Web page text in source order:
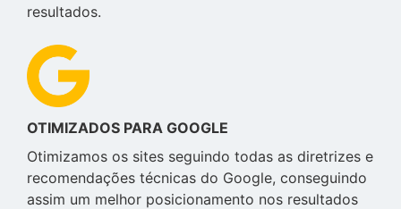
resultados.
OTIMIZADOS PARA GOOGLE
Otimizamos os sites seguindo todas as diretrizes e
recomendações técnicas do Google, conseguindo
assim um melhor posicionamento nos resultados